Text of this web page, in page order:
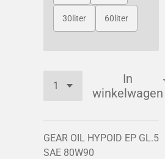
30liter 60liter
In
winkelwagen
GEAR OIL HYPOID EP GL.5
SAE 80W90